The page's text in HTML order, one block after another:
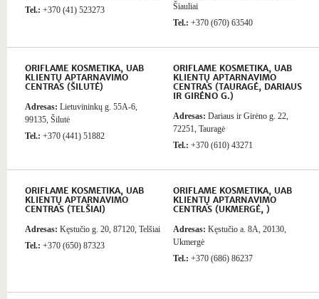
Tel.: +370 (41) 523273
Šiauliai
Tel.: +370 (670) 63540
ORIFLAME KOSMETIKA, UAB
KLIENTŲ APTARNAVIMO
CENTRAS (ŠILUTĖ)
Adresas: Lietuvininkų g. 55A-6,
99135, Šilutė
Tel.: +370 (441) 51882
ORIFLAME KOSMETIKA, UAB
KLIENTŲ APTARNAVIMO
CENTRAS (TAURAGĖ, DARIAUS
IR GIRĖNO G.)
Adresas: Dariaus ir Girėno g. 22,
72251, Tauragė
Tel.: +370 (610) 43271
ORIFLAME KOSMETIKA, UAB
KLIENTŲ APTARNAVIMO
CENTRAS (TELŠIAI)
Adresas: Kęstučio g. 20, 87120, Telšiai
Tel.: +370 (650) 87323
ORIFLAME KOSMETIKA, UAB
KLIENTŲ APTARNAVIMO
CENTRAS (UKMERGĖ, )
Adresas: Kęstučio a. 8A, 20130,
Ukmergė
Tel.: +370 (686) 86237